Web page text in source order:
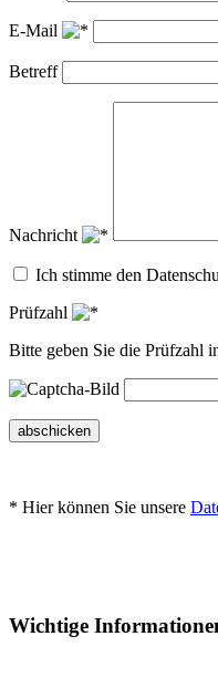
E-Mail
Betreff
Nachricht
Ich stimme den
Prüfzahl
Bitte geben Sie die Prüfzahl
abschicken
* Hier können Sie unsere
Wichtige